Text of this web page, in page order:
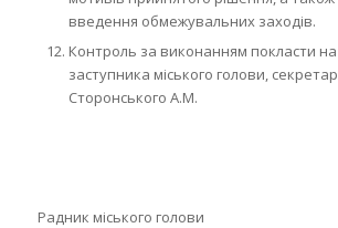
введення обмежувальних заходів.
Контроль за виконанням покласти
заступника міського голови,
Сторонського А.М.
Радник міського голови